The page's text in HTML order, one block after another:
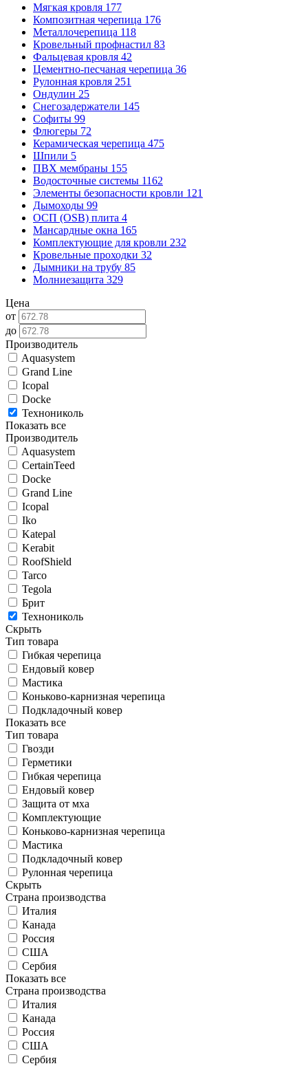
Мягкая кровля 177
Композитная черепица 176
Металлочерепица 118
Кровельный профнастил 83
Фальцевая кровля 42
Цементно-песчаная черепица 36
Рулонная кровля 251
Ондулин 25
Снегозадержатели 145
Софиты 99
Флюгеры 72
Керамическая черепица 475
Шпили 5
ПВХ мембраны 155
Водосточные системы 1162
Элементы безопасности кровли 121
Дымоходы 99
ОСП (OSB) плита 4
Мансардные окна 165
Комплектующие для кровли 232
Кровельные проходки 32
Дымники на трубу 85
Молниезащита 329
Цена
от
до
Производитель
Aquasystem
Grand Line
Icopal
Docke
Технониколь
Показать все
Производитель
Aquasystem
CertainTeed
Docke
Grand Line
Icopal
Iko
Katepal
Kerabit
RoofShield
Tarco
Tegola
Брит
Технониколь
Скрыть
Тип товара
Гибкая черепица
Ендовый ковер
Мастика
Коньково-карнизная черепица
Подкладочный ковер
Показать все
Тип товара
Гвозди
Герметики
Гибкая черепица
Ендовый ковер
Защита от мха
Комплектующие
Коньково-карнизная черепица
Мастика
Подкладочный ковер
Рулонная черепица
Скрыть
Страна производства
Италия
Канада
Россия
США
Сербия
Показать все
Страна производства
Италия
Канада
Россия
США
Сербия